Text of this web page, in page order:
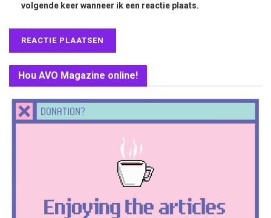
volgende keer wanneer ik een reactie plaats.
Hou AVO Magazine online!